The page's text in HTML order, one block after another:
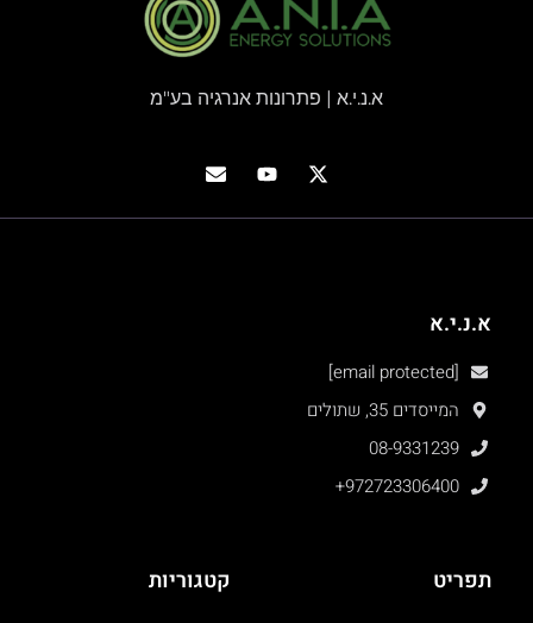
א.נ.י.א | פתרונות אנרגיה בע"מ
א.נ.י.א
[email protected]
המייסדים 35, שתולים
08-9331239
+972723306400
תפריט קטגוריות